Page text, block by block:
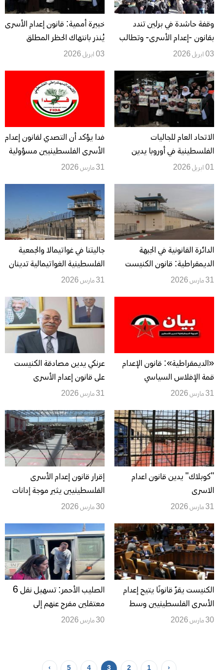
وقفة حاشدة في برلين تندد
بقانون -إعدام الأسرى- وتطالب
بتحرك دولي عاجل
03 ابريل 2026
خبيرة أممية: قانون إعدام الأسرى
يُنذر بانتهاك الحظر المطلق
للتعذيب
03 ابريل 2026
الاتحاد العام للجاليات
الفلسطينية في أوروبا يدين
قانون اعدام الاسرى
01 ابريل 2026
فدا يؤكد أن التصدي لقانون إعدام
الأسرى الفلسطينيين مسؤولية
فلسطينية وعربية ودولية وأن
للإنسانية جمعاء
31 مارس 2026
الدائرة القانونية في الجبهة
الديمقراطية: قانون الكنيست
يشرعن القتل ويكرس التمييز
31 مارس 2026
جاليتنا في غواتيمالا والجمعية
الفلسطينية الغواتيمالية تدينان
قانون اعدام الاسرى
31 مارس 2026
«الديمقراطية»: قانون الإعدام
قمة الإفلاس السياسي
والأخلاقي للصهيونية الفاشية
31 مارس 2026
عرنكي يدين مصادقة الكنيست
على قانون إعدام الأسرى
الفلسطينيين
31 مارس 2026
"كوبلاك" يدين قانون اعدام
الاسرى
31 مارس 2026
إقرار قانون إعدام الأسرى
الفلسطينيين يثير موجة إدانات
رسمية وحقوقية وتحذيرات من
30 مارس 2026
الكنيست يقرّ قانونًا يتيح إعدام
الأسرى الفلسطينيين وسط
انتقادات وتحذيرات حقوقية
30 مارس 2026
الصليب الأحمر: تسهيل نقل 6
معتقلين مفرج عنهم إلى
مستشفى الأقصى
30 مارس 2026
‹
1
2
3
4
5
›